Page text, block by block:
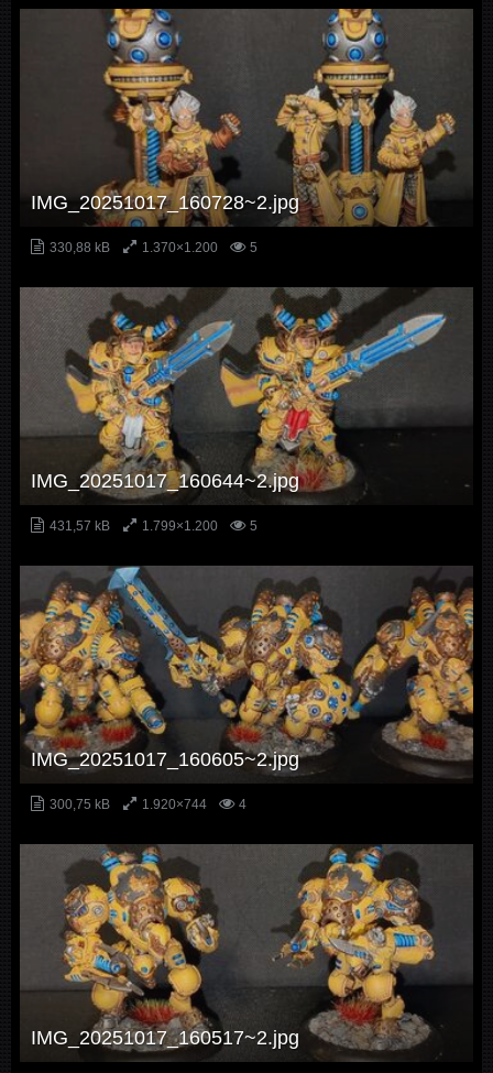
IMG_20251017_160728~2.jpg
330,88 kB 1.370×1.200 5
IMG_20251017_160644~2.jpg
431,57 kB 1.799×1.200 5
IMG_20251017_160605~2.jpg
300,75 kB 1.920×744 4
IMG_20251017_160517~2.jpg